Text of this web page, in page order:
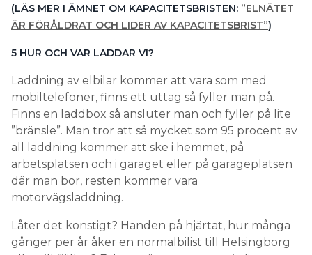
(LÄS MER I ÄMNET OM KAPACITETSBRISTEN: ”ELNÄTET
ÄR FÖRÅLDRAT OCH LIDER AV KAPACITETSBRIST”)
5 HUR OCH VAR LADDAR VI?
Laddning av elbilar kommer att vara som med
mobiltele­foner, finns ett uttag så ­fyller man på.
Finns en laddbox så ansluter man och fyller på lite
”bränsle”. Man tror att så mycket som 95 procent av
all laddning kommer att ske i hemmet, på
arbetsplatsen och i garaget eller på garageplatsen
där man bor, resten kommer vara
motorvägsladdning.
Låter det konstigt? Handen på ­hjärtat, hur många
gånger per år åker en normalbilist till Helsingborg